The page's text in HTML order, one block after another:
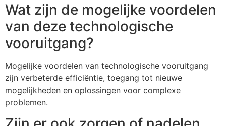
Wat zijn de mogelijke voordelen
van deze technologische
vooruitgang?
Mogelijke voordelen van technologische vooruitgang
zijn verbeterde efficiëntie, toegang tot nieuwe
mogelijkheden en oplossingen voor complexe
problemen.